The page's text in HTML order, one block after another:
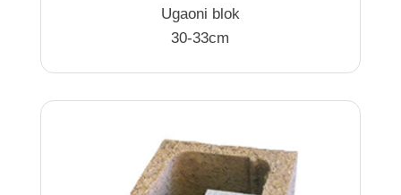
Ugaoni blok
30-33cm